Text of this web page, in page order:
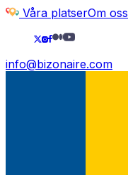
Våra platserOm oss
info@bizonaire.com